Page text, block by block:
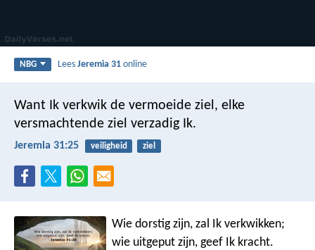
NBG LeesJeremia 31 online
Want Ik verkwik de vermoeide ziel, elke
versmachtende ziel verzadig Ik.
Jeremia 31:25 veiligheid ziel
Wie dorstig zijn, zal Ik verkwikken;
wie uitgeput zijn, geef Ik kracht.